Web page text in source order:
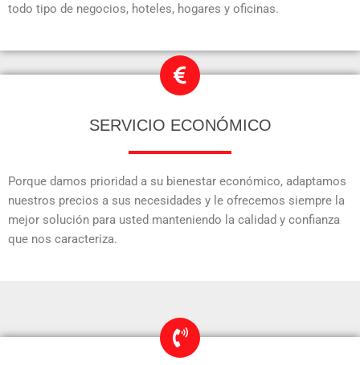
todo tipo de negocios, hoteles, hogares y oficinas.
SERVICIO ECONÓMICO
Porque damos prioridad a su bienestar económico, adaptamos
nuestros precios a sus necesidades y le ofrecemos siempre la
mejor solución para usted manteniendo la calidad y confianza
que nos caracteriza.